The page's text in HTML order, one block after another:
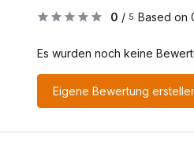
0 / 5 Based on
Es wurden noch keine
Eigene Bewertung